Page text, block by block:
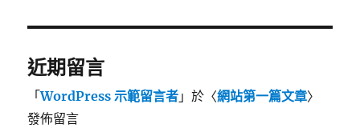
近期留言
「WordPress 示範留言者 」於〈網站第一篇文章〉
發佈留言